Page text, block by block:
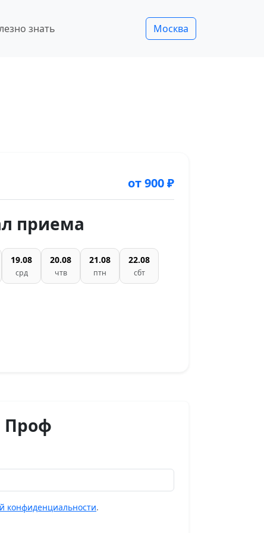
знать Москва
от 900 ₽
приема
19.08
срд
20.08
чтв
21.08
птн
22.08
сбт
Проф
конфиденциальности.